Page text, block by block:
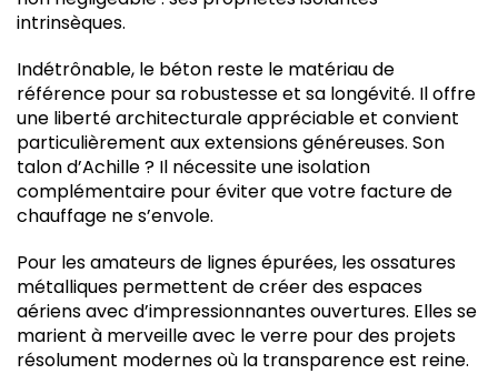
intrinsèques.
Indétrônable, le béton reste le matériau de
référence pour sa robustesse et sa longévité. Il offre
une liberté architecturale appréciable et convient
particulièrement aux extensions généreuses. Son
talon d’Achille ? Il nécessite une isolation
complémentaire pour éviter que votre facture de
chauffage ne s’envole.
Pour les amateurs de lignes épurées, les ossatures
métalliques permettent de créer des espaces
aériens avec d’impressionnantes ouvertures. Elles se
marient à merveille avec le verre pour des projets
résolument modernes où la transparence est reine.